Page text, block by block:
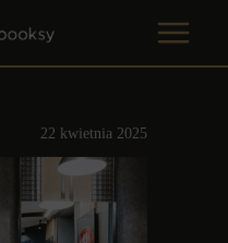
22 kwietnia 2025